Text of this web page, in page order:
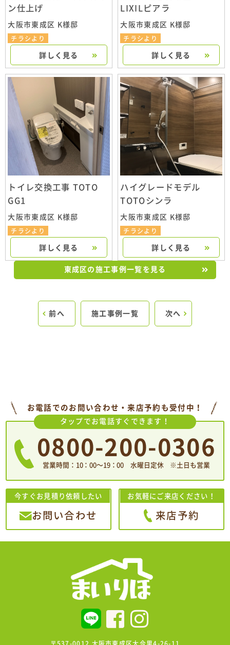
ン仕上げ
大阪市東成区 K様邸
チラシより
詳しく見る
LIXILピアラ
大阪市東成区 K様邸
チラシより
詳しく見る
トイレ交換工事 TOTO
GG1
大阪市東成区 K様邸
チラシより
詳しく見る
ハイグレードモデル
TOTOシンラ
大阪市東成区 K様邸
チラシより
詳しく見る
東成区の施工事例一覧を見る
前へ 施工事例一覧 次へ
お電話でのお問い合わせ・来店予約も受付中！
タップでお電話すぐできます！
0800-200-0306
営業時間：10：00〜19：00 水曜日定休 ※土日も営業
今すぐお見積り依頼したい
お問い合わせ
お気軽にご来店ください！
来店予約
〒537-0012 大阪市東成区大今里4-26-11